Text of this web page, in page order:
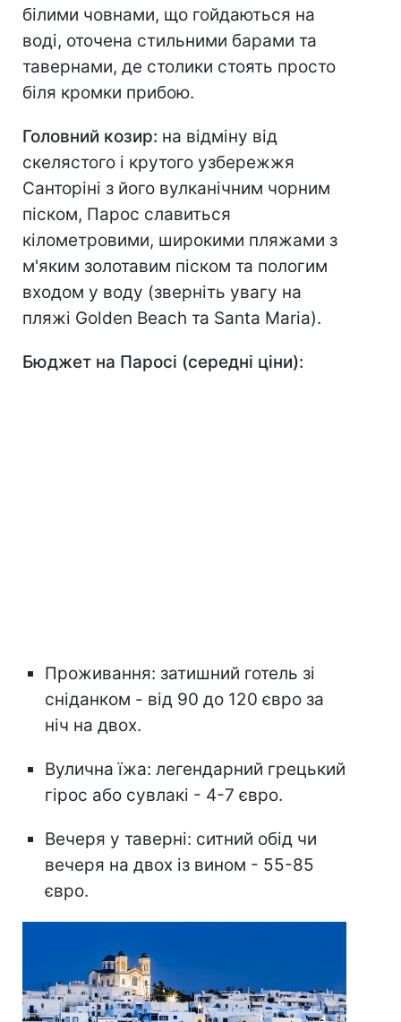
білими човнами, що гойдаються на
воді, оточена стильними барами та
тавернами, де столики стоять просто
біля кромки прибою.
Головний козир: на відміну від
скелястого і крутого узбережжя
Санторіні з його вулканічним чорним
піском, Парос славиться
кілометровими, широкими пляжами з
м'яким золотавим піском та пологим
входом у воду (зверніть увагу на
пляжі Golden Beach та Santa Maria).
Бюджет на Паросі (середні ціни):
Проживання: затишний готель зі
сніданком - від 90 до 120 євро за
ніч на двох.
Вулична їжа: легендарний грецький
гірос або сувлакі - 4-7 євро.
Вечеря у таверні: ситний обід чи
вечеря на двох із вином - 55-85
євро.